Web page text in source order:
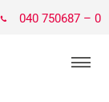
040 750687 – 0